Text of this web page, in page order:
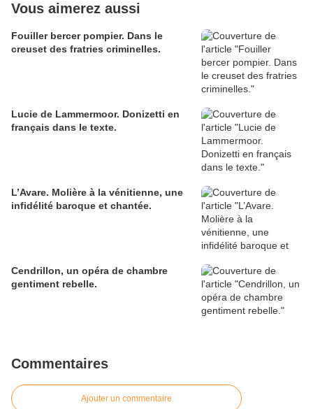
Vous aimerez aussi
Fouiller bercer pompier. Dans le
creuset des fratries criminelles.
Lucie de Lammermoor. Donizetti en
français dans le texte.
L’Avare. Molière à la vénitienne, une
infidélité baroque et chantée.
Cendrillon, un opéra de chambre
gentiment rebelle.
Commentaires
Ajouter un commentaire